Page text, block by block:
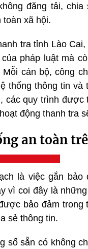
đăng tải,
xã hội.
tra tỉnh Lào
pháp luật mà
cán bộ, công
thống thông tin và
các quy trình được
động thanh tra
an toàn
là việc gắn
vì coi đây là
bảo đảm
sẻ thông tin.
số sẵn có không